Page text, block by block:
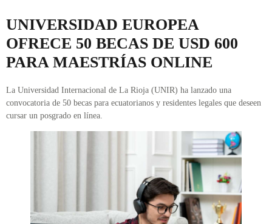
UNIVERSIDAD EUROPEA
OFRECE 50 BECAS DE USD 600
PARA MAESTRÍAS ONLINE
La Universidad Internacional de La Rioja (UNIR) ha lanzado una
convocatoria de 50 becas para ecuatorianos y residentes legales que deseen
cursar un posgrado en línea.